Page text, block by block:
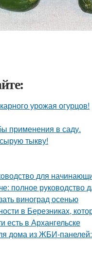
урожая огурцов!
применения в саду.
тыкву!
для
полное руководство
виноград осенью
в Березниках,
есть в Архангельске
дома из ЖБИ-